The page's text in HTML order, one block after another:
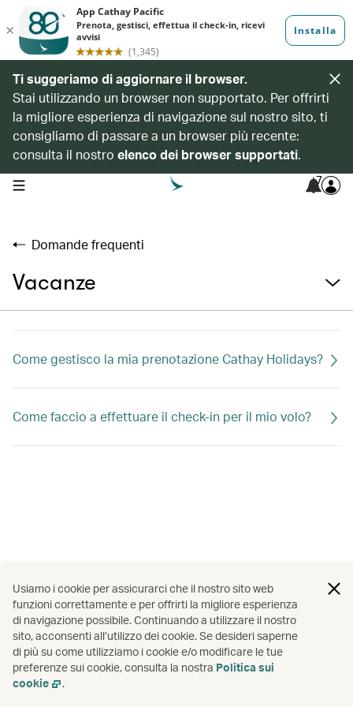
Ti suggeriamo di aggiornare il browser.
Stai utilizzando un browser non supportato. Per offrirti
la migliore esperienza di navigazione sul nostro sito, ti
consigliamo di passare a un browser più recente:
consulta il nostro elenco dei browser supportati.
open navigation menu 7
Domande frequenti
Vacanze
Come gestisco la mia prenotazione Cathay Holidays?
Come faccio a effettuare il check-in per il mio volo?
Usiamo i cookie per assicurarci che il nostro sito web
funzioni correttamente e per offrirti la migliore esperienza
di navigazione possibile. Continuando a utilizzare il nostro
sito, acconsenti all’utilizzo dei cookie. Se desideri saperne
di più su come utilizziamo i cookie e/o modificare le tue
preferenze sui cookie, consulta la nostra Politica sui
cookie
.